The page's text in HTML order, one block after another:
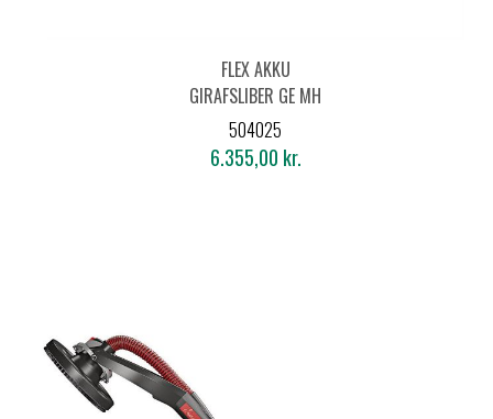
FLEX AKKU
GIRAFSLIBER GE MH
18.0-EC
504025
6.355,00 kr.